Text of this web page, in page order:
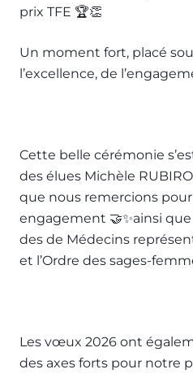
prix TFE 🏆👏
Un moment fort, placé
l’excellence, de
Cette belle cérémonie
des élues Michèle
que nous remercions
engagement 🤝✨ainsi que
des de Médecins
et l’Ordre des sages-
Les vœux 2026 ont
des axes forts pour notre